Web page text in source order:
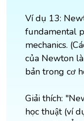
Ví dụ 13:
fundamental
mechanics.
của Newton
bản trong cơ
Giải thích:
học thuật (ví